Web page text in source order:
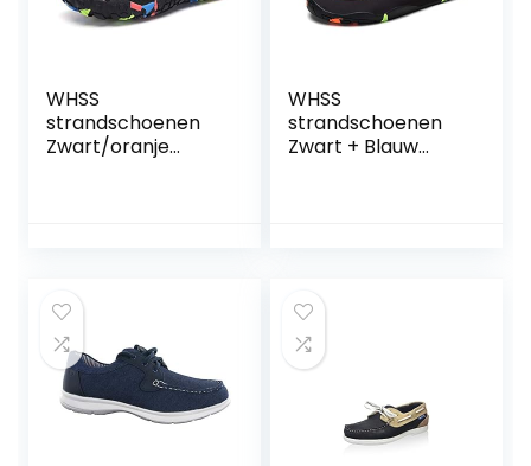
WHSS
strandschoenen
Zwart/oranje
strand snorkelen
schoenen
sneldrogend
drainage ademend
zachte
lichtgewicht anti-
WHSS
strandschoenen
Zwart + Blauw
Schoenen Outdoor
Beach Schoenen
Mannen en
Zwemmen
Schoenen Multi-